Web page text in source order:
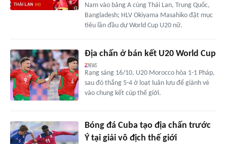
Nam vào bảng A cùng Thái Lan, Trung Quốc,
Bangladesh; HLV Okiyama Masahiko đặt mục
tiêu lần đầu dự World Cup U20 nữ.
Địa chấn ở bán kết U20 World Cup
Rạng sáng 16/10, U20 Morocco hòa 1-1 Pháp,
sau đó thắng 5-4 ở loạt luân lưu để giành vé
vào chung kết cúp thế giới.
Bóng đá Cuba tạo địa chấn trước
Ý tại giải vô địch thế giới